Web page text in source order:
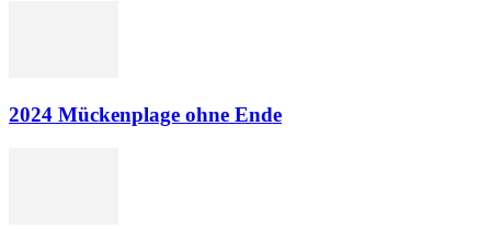
2024 Mückenplage ohne Ende